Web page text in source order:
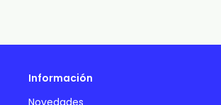
Información
Novedades